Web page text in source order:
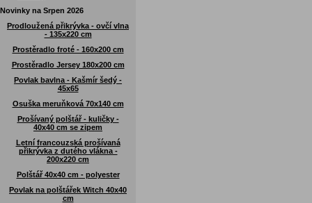
Novinky na Srpen 2026
Prodloužená přikrývka - ovčí vlna
- 135x220 cm
Prostěradlo froté - 160x200 cm
Prostěradlo Jersey 180x200 cm
Povlak bavlna - Kašmír šedý -
45x65
Osuška meruňková 70x140 cm
Prošívaný polštář - kuličky -
40x40 cm se zipem
Letní francouzská prošívaná
přikrývka z dutého vlákna -
200x220 cm
Polštář 40x40 cm - polyester
Povlak na polštářek Witch 40x40
cm